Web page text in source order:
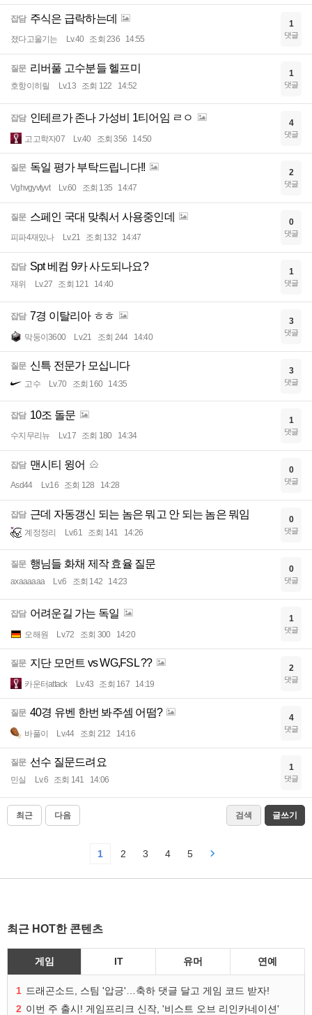
잡담 주식은 급락하는데
졌다고울기는 Lv.40 조회 236 14:55
1
댓글
질문 리버풀 고수분들 헬프미
호항이히릴 Lv.13 조회 122 14:52
1
댓글
잡담 인테르가 존나 가성비 1티어임 ㄹㅇ
고고학자07 Lv.40 조회 356 14:50
4
댓글
질문 독일 평가 부탁드립니다!!
Vghvgyvtyvt Lv.60 조회 135 14:47
2
댓글
질문 스페인 국대 맞춰서 사용중인데
피파4재밌나 Lv.21 조회 132 14:47
0
댓글
잡담 Spt 베컴 9카 사도되나요?
재위 Lv.27 조회 121 14:40
1
댓글
잡담 7경 이탈리아 ㅎㅎ
막둥이3600 Lv.21 조회 244 14:40
3
댓글
질문 신특 전문가 모십니다
고수 Lv.70 조회 160 14:35
3
댓글
잡담 10조 돌문
수지무리뉴 Lv.17 조회 180 14:34
1
댓글
잡담 맨시티 윙어
Asd44 Lv.16 조회 128 14:28
0
댓글
잡담 근데 자동갱신 되는 놈은 뭐고 안 되는 놈은 뭐임
계정정리 Lv.61 조회 141 14:26
0
댓글
질문 행님들 화채 제작 효율 질문
axaaaaaa Lv.6 조회 142 14:23
0
댓글
잡담 어려운길 가는 독일
오해원 Lv.72 조회 300 14:20
1
댓글
질문 지단 모먼트 vs WG,FSL ??
카운터attack Lv.43 조회 167 14:19
2
댓글
질문 40경 유벤 한번 봐주셈 어떰?
바풀이 Lv.44 조회 212 14:16
4
댓글
질문 선수 질문드려요
민실 Lv.6 조회 141 14:06
1
댓글
최근 다음 검색 글쓰기
1 2 3 4 5
최근 HOT한 콘텐츠
게임 IT 유머 연예
1 드래곤소드, 스팀 '압긍'…축하 댓글 달고 게임 코드 받자!
2 이번 주 출시! 게임프리크 신작, '비스트 오브 리인카네이션'